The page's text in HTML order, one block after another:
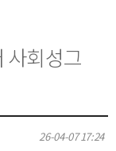
사회성그
26-04-07 17:24